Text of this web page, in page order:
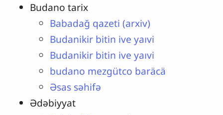
Budano tarix
Babadağ qazeti (arxiv)
Budanikir bitin ive yaıvi
Budanikir bitin ive yaıvi
budano mezgütco baräcä
Əsas səhifə
Ədəbiyyat